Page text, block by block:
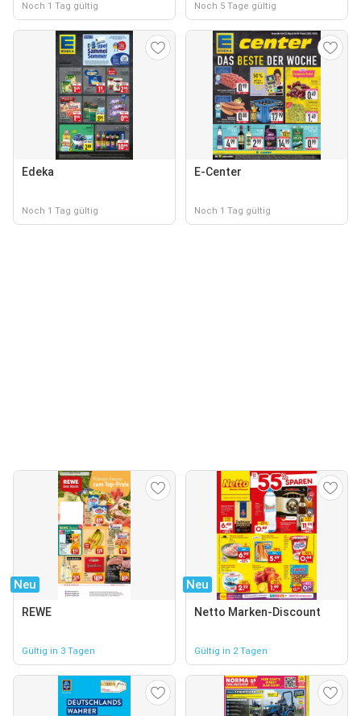
Noch 1 Tag gültig Noch 5 Tage gültig
Edeka
Noch 1 Tag gültig
E-Center
Noch 1 Tag gültig
Neu
REWE
Gültig in 3 Tagen
Neu
Netto Marken-Discount
Gültig in 2 Tagen